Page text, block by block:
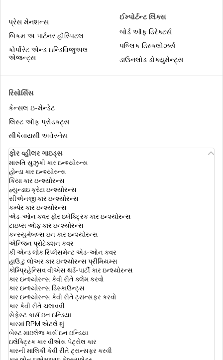
હેલ્થ ઇન્શ્યુરન્સ
સિનિયર સિટિઝન માટે સુપર ટોપ-અપ હેલ્થ
ઈન્સ્યોરન્સ
મેડિક્લેઈમ vs હેલ્થ ઇન્શ્યુરન્સ
કોમ્પ્રીહેન્સીવ હેલ્થ ઈન્શ્યુરન્સ
યોગ્ય સમ ઈન્સુરેડ કેવી રીતે પસંદ કરવી
હેલ્થ ઇન્સ્યોરન્સ પ્રીમિયમ કેલ્ક્યુલેટર
ઇનપેશન્ટ vs આઉટપેશન્ટ
રેટોરિમેન્ટ લોકો માટે હેલ્થ ઇન્સ્યોરન્સના
લોન્ગ ટર્મ હેલ્થ ઈન્શ્યુરન્સ
રિસોર્સિસ
કેન્સલ ઇ-મેન્ડેટ
લિસ્ટ ઑફ પ્રોડક્ટ્સ
સીકેવાયસી અવેરનેસ
પ્રેસ મેનશન્સ
બિકમ અ પાર્ટનર હૉસ્પિટલ
કોર્પોરેટ એન્ડ ઇન્ડિવિજુઅલ
એજન્ટ્સ
ઈમ્પોર્ટન્ટ લિંક્સ
બોર્ડ ઑફ ડિરેક્ટર્સ
પબ્લિક ડિસ્ક્લોઝર્સ
ડાઉનલોડ ડોક્યુમેન્ટ્સ
ફોર વ્હીલર ગાઇડ્સ
મારુતિ સુઝુકી કાર ઇન્શ્યોરન્સ
હોન્ડા કાર ઇન્શ્યોરન્સ
કિયા કાર ઇન્શ્યોરન્સ
હ્યુન્ડાઇ ક્રેટા ઇન્શ્યોરન્સ
સીએનજી કાર ઇન્શ્યોરન્સ
કમ્પેર કાર ઇન્શ્યોરન્સ
એડ-ઓન કવર ફોર ઇલેક્ટ્રિક કાર ઇન્શ્યોરન્સ
ટાઇપ્સ ઑફ કાર ઇન્શ્યોરન્સ
કન્સ્યુમેબલ્સ ઇન કાર ઇન્શ્યોરન્સ
એન્જિન પ્રોટેક્શન કવર
કી એન્ડ લોક રિપ્લેસમેન્ટ એડ-ઓન કવર
હાઉ ટુ લોઅર કાર ઇન્શ્યોરન્સ પ્રીમિયમ્સ
કોમ્પ્રિહેન્સિવ વીએસ થર્ડ-પાર્ટી કાર ઇન્શ્યોરન્સ
કાર ઇન્શ્યોરન્સ કેવી રીતે ક્લેમ કરવો
કાર ઇન્શ્યોરન્સ ડિસ્કાઉન્ટ્સ
કાર ઇન્શ્યોરન્સ કેવી રીતે ટ્રાન્સફર કરવો
કાર કેવી રીતે ચલાવવી
સેફેસ્ટ કાર્સ ઇન ઇન્ડિયા
કારમાં RPM એટલે શું
બેસ્ટ માઇલેજ કાર્સ ઇન ઇન્ડિયા
ઇલેક્ટ્રિક કાર વીએસ પેટ્રોલ કાર
કારની માલિકી કેવી રીતે ટ્રાન્સફર કરવી